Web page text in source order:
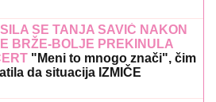
SE TANJA SAVIĆ NAKON
BRŽE-BOLJE PREKINULA
"Meni to mnogo znači", čim
da situacija IZMIČE